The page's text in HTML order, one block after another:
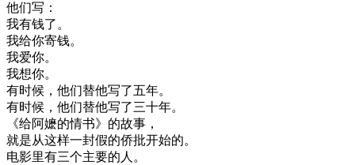
他们写 ：
我有钱了。
我给你寄钱。
我爱你。
我想你。
有时候 ， 他们替他写了五年。
有时候 ， 他们替他写了三十年。
《给阿嬷的情书》 的故事 ，
就是从这样一封假的侨批开始的。
电影里有三个主要的人。